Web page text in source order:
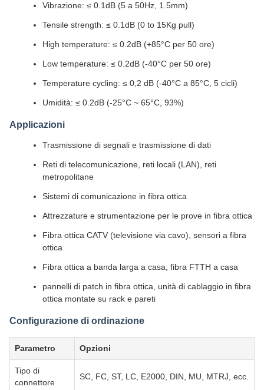
Vibrazione: ≤ 0.1dB (5 a 50Hz, 1.5mm)
Tensile strength: ≤ 0.1dB (0 to 15Kg pull)
High temperature: ≤ 0.2dB (+85°C per 50 ore)
Low temperature: ≤ 0.2dB (-40°C per 50 ore)
Temperature cycling: ≤ 0,2 dB (-40°C a 85°C, 5 cicli)
Umidità: ≤ 0.2dB (-25°C ~ 65°C, 93%)
Applicazioni
Trasmissione di segnali e trasmissione di dati
Reti di telecomunicazione, reti locali (LAN), reti
metropolitane
Sistemi di comunicazione in fibra ottica
Attrezzature e strumentazione per le prove in fibra ottica
Fibra ottica CATV (televisione via cavo), sensori a fibra
ottica
Fibra ottica a banda larga a casa, fibra FTTH a casa
pannelli di patch in fibra ottica, unità di cablaggio in fibra
ottica montate su rack e pareti
Configurazione di ordinazione
Parametro Opzioni
Tipo di
connettore
SC, FC, ST, LC, E2000, DIN, MU, MTRJ, ecc.